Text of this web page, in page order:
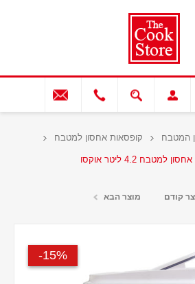
המטבח קופסאות אחסון למטבח
למטבח 4.2 ליטר אוקסו
קודם מוצר הבא
15%-